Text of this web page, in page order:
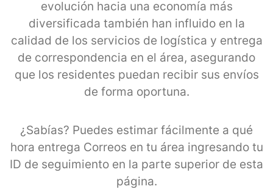
evolución hacia una economía más
diversificada también han influido en la
calidad de los servicios de logística y entrega
de correspondencia en el área, asegurando
que los residentes puedan recibir sus envíos
de forma oportuna.
¿Sabías? Puedes estimar fácilmente a qué
hora entrega Correos en tu área ingresando tu
ID de seguimiento en la parte superior de esta
página.